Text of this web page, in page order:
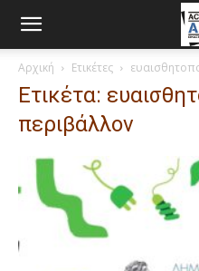
Αρχική Ετικέτες
Ετικέτα:
περιβάλλον